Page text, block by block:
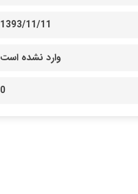
1393/11/11
وارد نشده است
0